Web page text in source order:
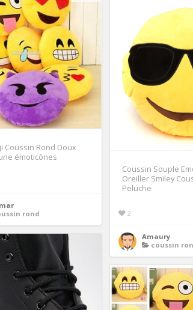
Coussin Rond Doux
émoticônes
rond
Coussin Souple
Oreiller Smiley
Peluche
2
Amaury
coussin